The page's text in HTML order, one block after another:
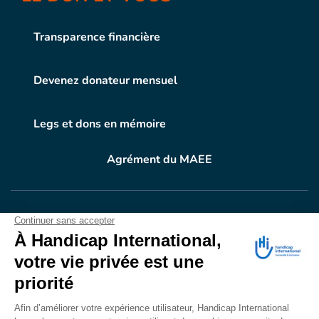
Transparence financière
Devenez donateur mensuel
Legs et dons en mémoire
Agrément du MAEE
VOTRE DONEN ACTION
Grâce à vous, en 2024, 604.716 personnes ont
bénéficié d’appareillage et d’activités de réadaptation.
Merci pour votre générosité.